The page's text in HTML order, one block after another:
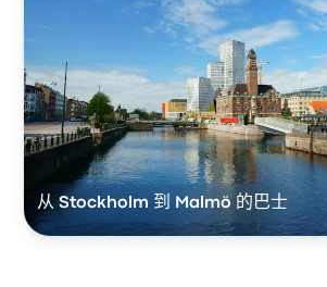
从 Stockholm 到 Malmö 的巴士